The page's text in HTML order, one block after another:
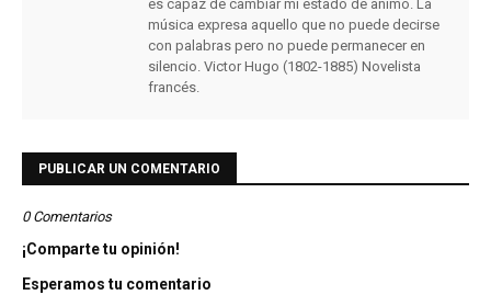
es capaz de cambiar mi estado de animo. La
música expresa aquello que no puede decirse
con palabras pero no puede permanecer en
silencio. Victor Hugo (1802-1885) Novelista
francés.
PUBLICAR UN COMENTARIO
0 Comentarios
¡Comparte tu opinión!
Esperamos tu comentario